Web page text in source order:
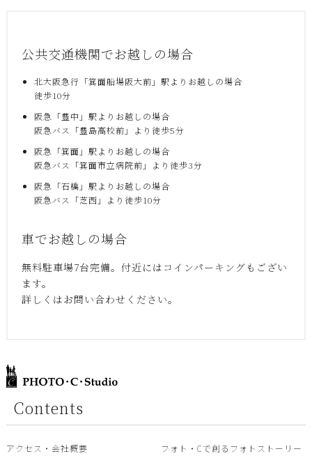
公共交通機関でお越しの場合
北大阪急行「箕面船場阪大前」駅よりお越しの場合
徒歩10分
阪急「豊中」駅よりお越しの場合
阪急バス「豊島高校前」より徒歩5分
阪急「箕面」駅よりお越しの場合
阪急バス「箕面市立病院前」より徒歩3分
阪急「石橋」駅よりお越しの場合
阪急バス「芝西」より徒歩10分
車でお越しの場合
無料駐車場7台完備。付近にはコインパーキングもござい
ます。
詳しくはお問い合わせください。
Contents
アクセス・会社概要
フォト・Cで創るフォトストーリー